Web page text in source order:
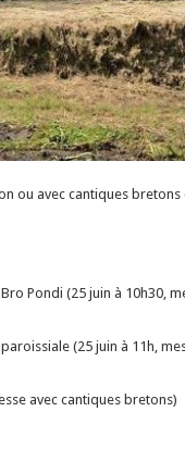
ou avec cantiques bretons
Pondi (25 juin à 10h30,
(25 juin à 11h,
avec cantiques bretons)